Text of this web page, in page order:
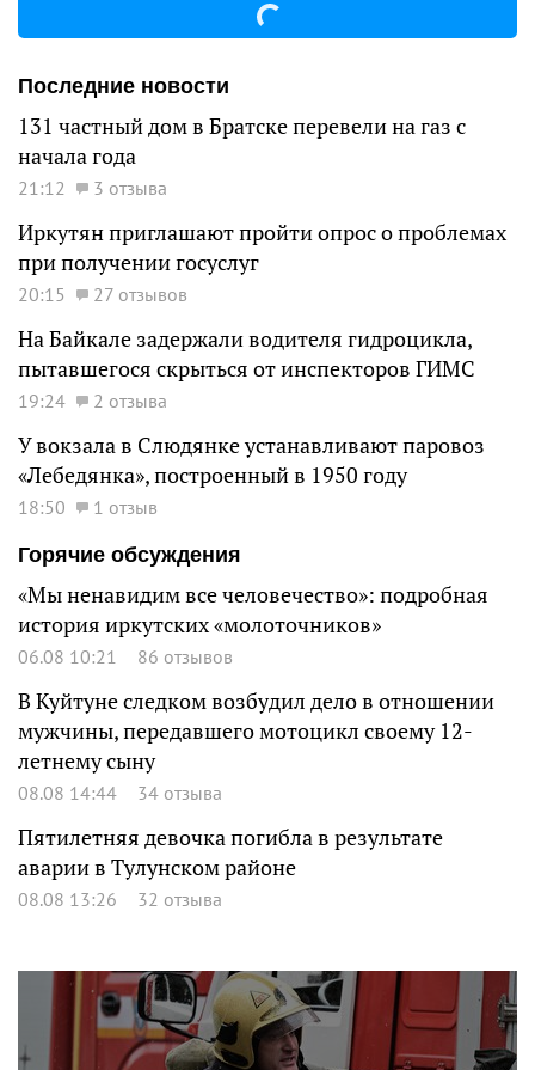
Последние новости
131 частный дом в Братске перевели на газ с
начала года
21:12 3 отзыва
Иркутян приглашают пройти опрос о проблемах
при получении госуслуг
20:15 27 отзывов
На Байкале задержали водителя гидроцикла,
пытавшегося скрыться от инспекторов ГИМС
19:24 2 отзыва
У вокзала в Слюдянке устанавливают паровоз
«Лебедянка», построенный в 1950 году
18:50
1 отзыв
Горячие обсуждения
«Мы ненавидим все человечество»: подробная
история иркутских «молоточников»
06.08 10:21 86 отзывов
В Куйтуне следком возбудил дело в отношении
мужчины, передавшего мотоцикл своему 12-
летнему сыну
08.08 14:44 34 отзыва
Пятилетняя девочка погибла в результате
аварии в Тулунском районе
08.08 13:26 32 отзыва